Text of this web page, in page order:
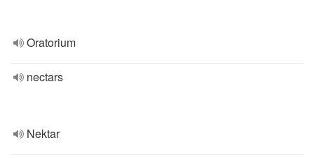
Oratorium
nectars
Nektar